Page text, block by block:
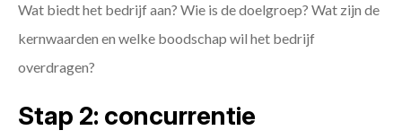
Wat biedt het bedrijf aan? Wie is de doelgroep? Wat zijn de
kernwaarden en welke boodschap wil het bedrijf
overdragen?
Stap 2: concurrentie